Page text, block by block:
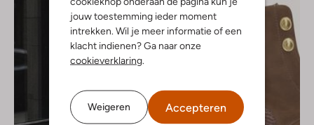
jouw toestemming ieder moment
intrekken. Wil je meer informatie of een
klacht indienen? Ga naar onze
cookieverklaring
Weigeren Accepteren